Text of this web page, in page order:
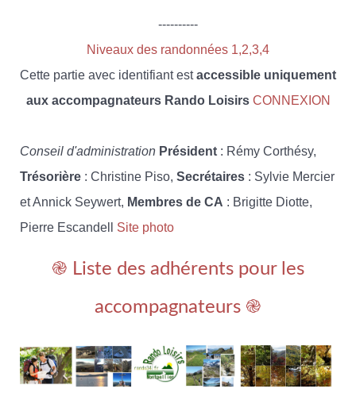
----------
Niveaux des randonnées 1,2,3,4
Cette partie avec identifiant estaccessible uniquement
aux accompagnateurs Rando Loisirs CONNEXION
Conseil d'administration Président : Rémy Corthésy,
Trésorière : Christine Piso, Secrétaires : Sylvie Mercier
et Annick Seywert, Membres de CA : Brigitte Diotte,
Pierre Escandell Site photo
֎ Liste des adhérents pour les
accompagnateurs ֎